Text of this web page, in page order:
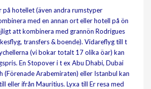
på hotellet (även andra rumstyper
med en annan ort eller hotell på ön
att kombinera med grannön Rodrigues
transfers & boende). Vidareflyg till t
(vi bokar totalt 17 olika öar) kan
En Stopover i t ex Abu Dhabi, Dubai
(Förenade Arabemiraten) eller Istanbul kan
eller ifrån Mauritius. Lyxa till Er resa med